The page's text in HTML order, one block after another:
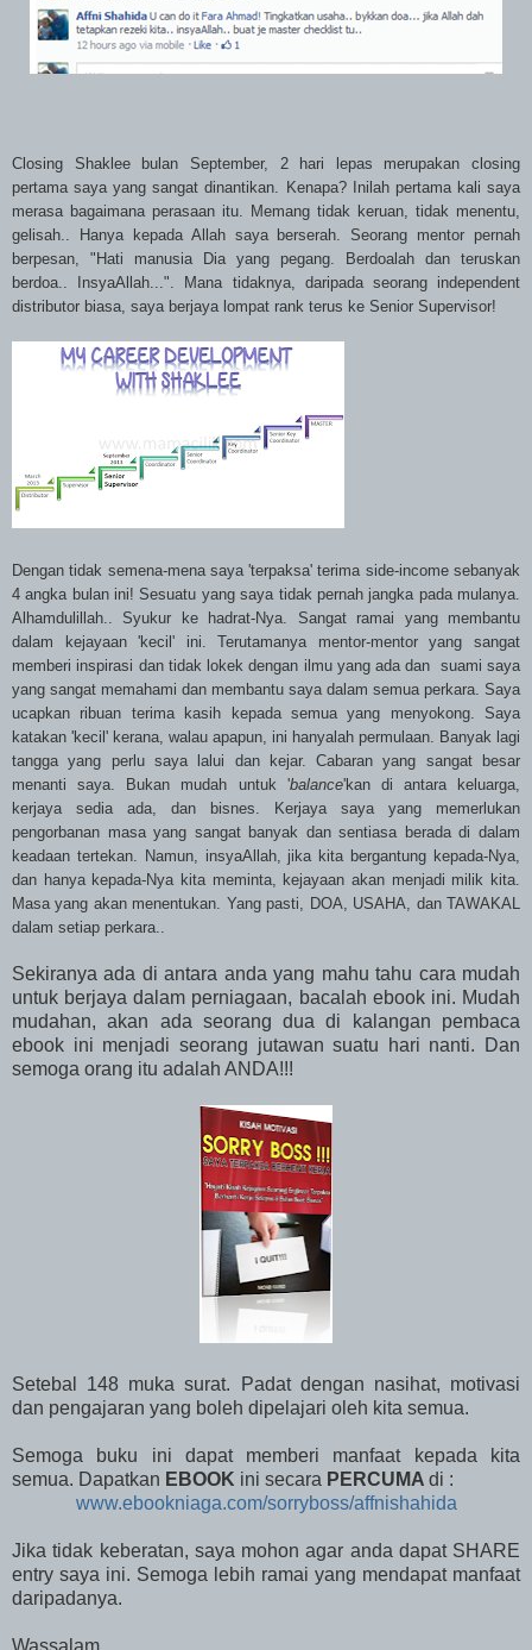
Closing Shaklee bulan September, 2 hari lepas merupakan closing
pertama saya yang sangat dinantikan. Kenapa? Inilah pertama kali saya
merasa bagaimana perasaan itu. Memang tidak keruan, tidak menentu,
gelisah.. Hanya kepada Allah saya berserah. Seorang mentor pernah
berpesan, "Hati manusia Dia yang pegang. Berdoalah dan teruskan
berdoa.. InsyaAllah...". Mana tidaknya, daripada seorang independent
distributor biasa, saya berjaya lompat rank terus ke Senior Supervisor!
Dengan tidak semena-mena saya 'terpaksa' terima side-income sebanyak
4 angka bulan ini! Sesuatu yang saya tidak pernah jangka pada mulanya.
Alhamdulillah.. Syukur ke hadrat-Nya. Sangat ramai yang membantu
dalam kejayaan 'kecil' ini. Terutamanya mentor-mentor yang sangat
memberi inspirasi dan tidak lokek dengan ilmu yang ada dan suami saya
yang sangat memahami dan membantu saya dalam semua perkara. Saya
ucapkan ribuan terima kasih kepada semua yang menyokong. Saya
katakan 'kecil' kerana, walau apapun, ini hanyalah permulaan. Banyak lagi
tangga yang perlu saya lalui dan kejar. Cabaran yang sangat besar
menanti saya. Bukan mudah untuk 'balance'kan di antara keluarga,
kerjaya sedia ada, dan bisnes. Kerjaya saya yang memerlukan
pengorbanan masa yang sangat banyak dan sentiasa berada di dalam
keadaan tertekan. Namun, insyaAllah, jika kita bergantung kepada-Nya,
dan hanya kepada-Nya kita meminta, kejayaan akan menjadi milik kita.
Masa yang akan menentukan. Yang pasti, DOA, USAHA, dan TAWAKAL
dalam setiap perkara..
Sekiranya ada di antara anda yang mahu tahu cara mudah
untuk berjaya dalam perniagaan, bacalah ebook ini. Mudah
mudahan, akan ada seorang dua di kalangan pembaca
ebook ini menjadi seorang jutawan suatu hari nanti. Dan
semoga orang itu adalah ANDA!!!
Setebal 148 muka surat. Padat dengan nasihat, motivasi
dan pengajaran yang boleh dipelajari oleh kita semua.
Semoga buku ini dapat memberi manfaat kepada kita
semua. Dapatkan EBOOK ini secara PERCUMA di :
www.ebookniaga.com/sorryboss/affnishahida
Jika tidak keberatan, saya mohon agar anda dapat SHARE
entry saya ini. Semoga lebih ramai yang mendapat manfaat
daripadanya.